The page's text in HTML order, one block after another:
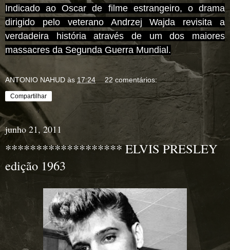
Indicado ao Oscar de filme estrangeiro, o drama
dirigido pelo veterano Andrzej Wajda revisita a
verdadeira história através de um dos maiores
massacres da Segunda Guerra Mundial.
ANTONIO NAHUD às 17:24 22 comentários:
Compartilhar
junho 21, 2011
******************* ELVIS PRESLEY
edição 1963